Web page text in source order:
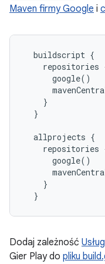
Maven firmy Google i
  buildscript {
repositories
      google()
    }
  }
  allprojects {
repositories
      google()
    }
Dodaj zależność
Gier Play do pliku